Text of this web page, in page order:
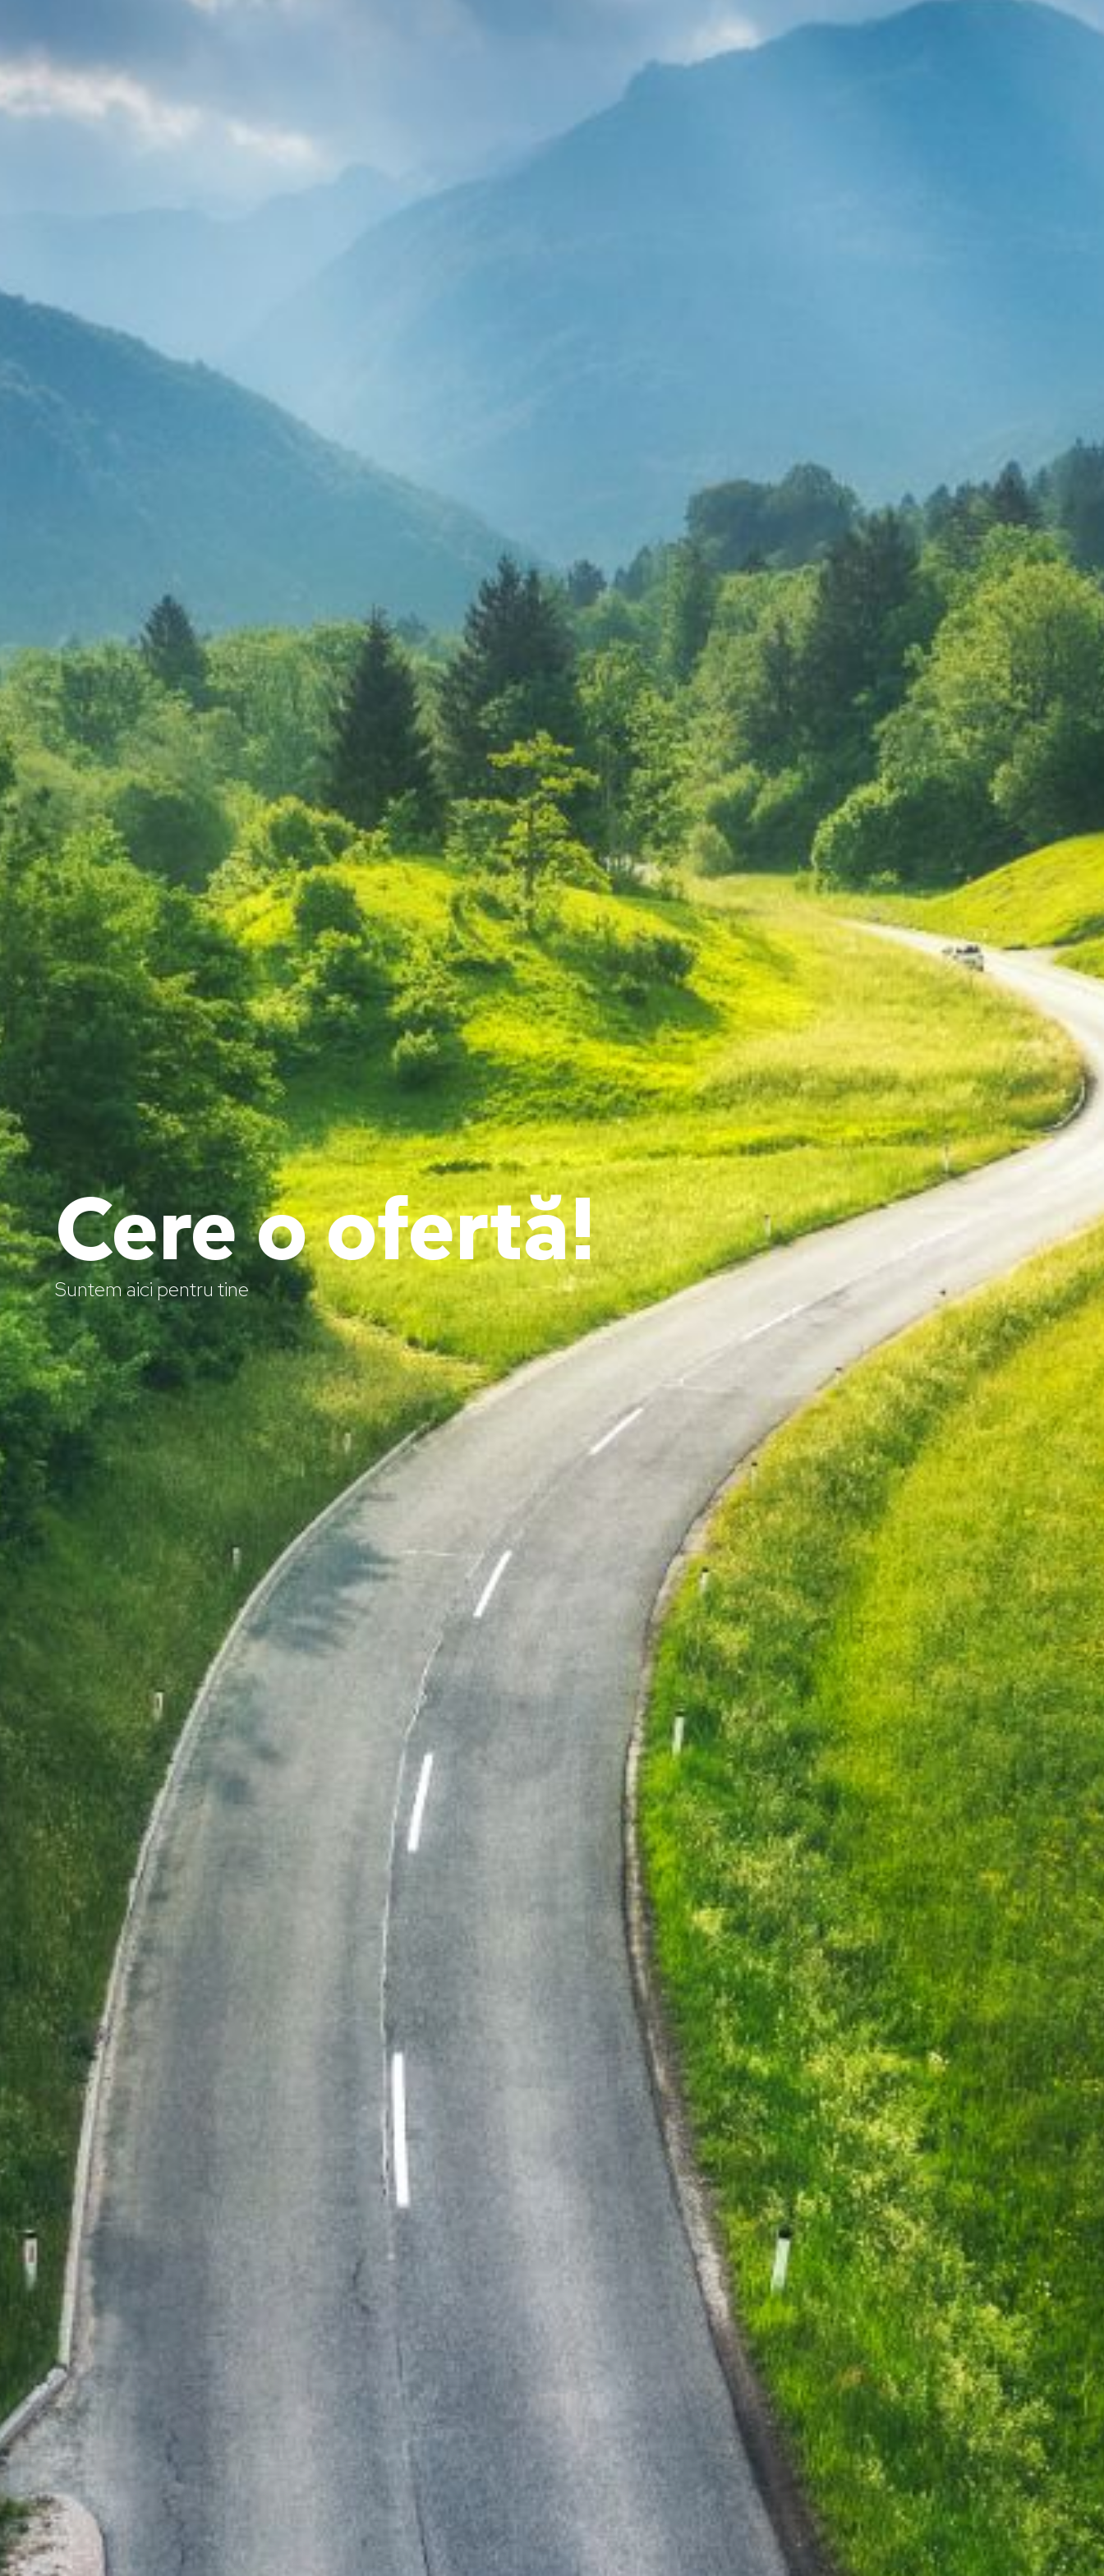
Cere o ofertă!
Suntem aici pentru tine